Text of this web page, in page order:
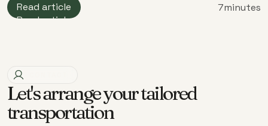
Read article
Read article
7minutes
Let's arrange your tailored
transportation